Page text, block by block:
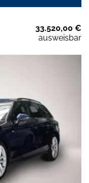
33.520,00 €
ausweisbar